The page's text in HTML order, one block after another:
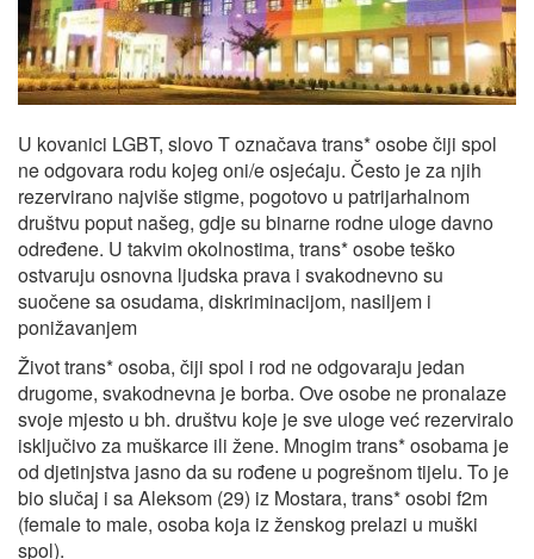
U kovanici LGBT, slovo T označava trans* osobe čiji spol
ne odgovara rodu kojeg oni/e osjećaju. Često je za njih
rezervirano najviše stigme, pogotovo u patrijarhalnom
društvu poput našeg, gdje su binarne rodne uloge davno
određene. U takvim okolnostima, trans* osobe teško
ostvaruju osnovna ljudska prava i svakodnevno su
suočene sa osudama, diskriminacijom, nasiljem i
ponižavanjem
Život trans* osoba, čiji spol i rod ne odgovaraju jedan
drugome, svakodnevna je borba. Ove osobe ne pronalaze
svoje mjesto u bh. društvu koje je sve uloge već rezerviralo
isključivo za muškarce ili žene. Mnogim trans* osobama je
od djetinjstva jasno da su rođene u pogrešnom tijelu. To je
bio slučaj i sa Aleksom (29) iz Mostara, trans* osobi f2m
(female to male, osoba koja iz ženskog prelazi u muški
spol).